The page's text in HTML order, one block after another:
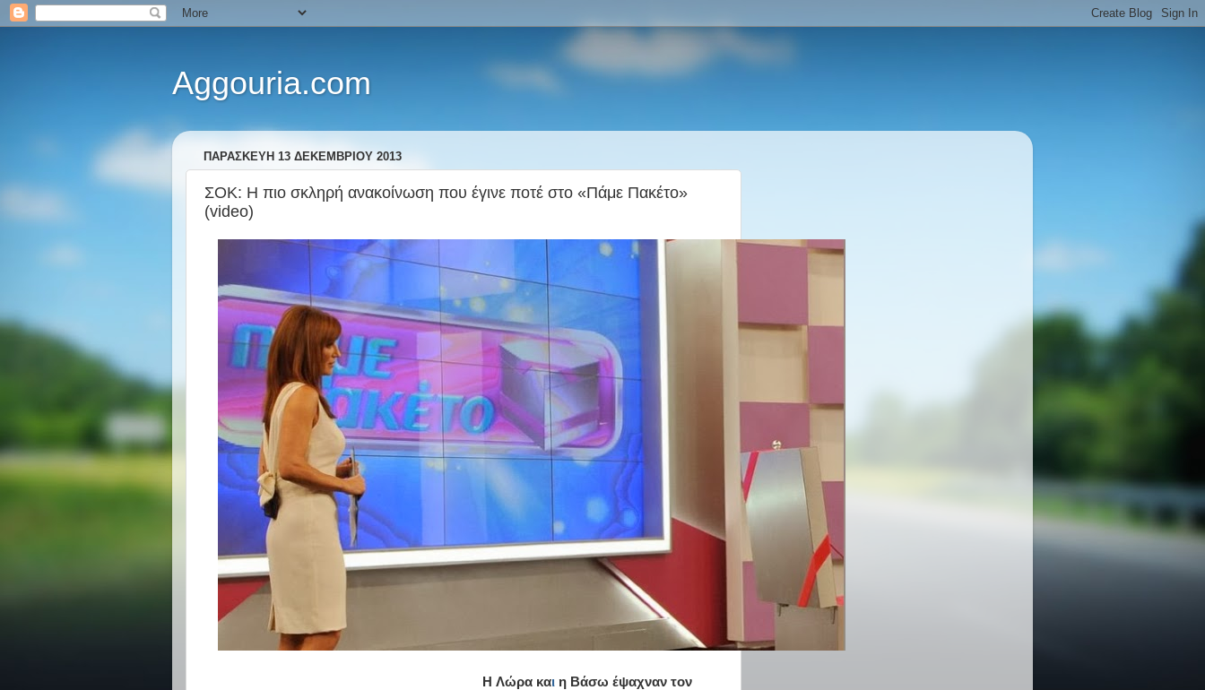
Aggouria.com
ΠΑΡΑΣΚΕΥΉ 13 ΔΕΚΕΜΒΡΊΟΥ 2013
ΣΟΚ: Η πιο σκληρή ανακοίνωση που έγινε ποτέ στο «Πάμε Πακέτο»
(video)
H Λώρα και η Βάσω έψαχναν τον